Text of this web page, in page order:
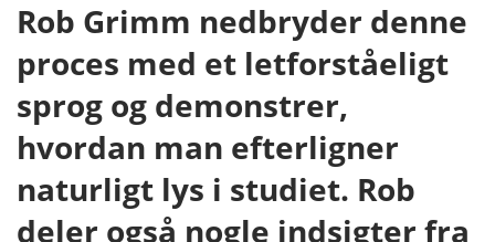
Rob Grimm nedbryder denne
proces med et letforståeligt
sprog og demonstrer,
hvordan man efterligner
naturligt lys i studiet. Rob
deler også nogle indsigter fra